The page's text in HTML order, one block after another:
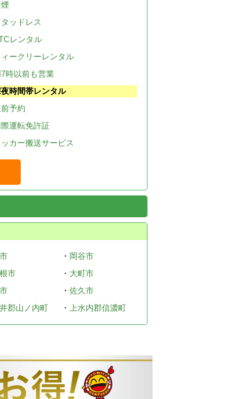
ッドレス
レンタル
ークリーレンタル
時以前も営業
時間帯レンタル
予約
運転免許証
カー搬送サービス
・ 岡谷市
市
・ 大町市
・ 佐久市
郡山ノ内町
・ 上水内郡信濃町